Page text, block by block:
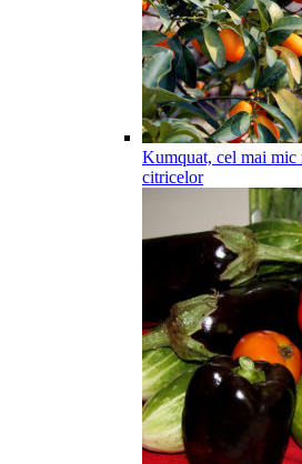
Kumquat, cel mai mic
citricelor